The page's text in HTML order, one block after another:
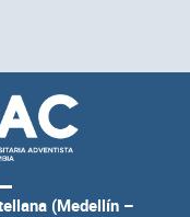
(Medellín –